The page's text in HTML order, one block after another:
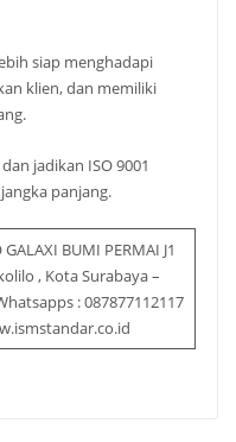
siap menghadapi
klien, dan memiliki
jadikan ISO 9001
panjang.
BUMI PERMAI J1
, Kota Surabaya –
: 087877112117